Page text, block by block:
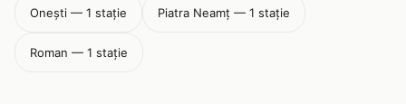
Onești — 1 stație Piatra Neamţ — 1 stație
Roman — 1 stație